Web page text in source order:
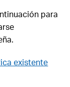
para
existente